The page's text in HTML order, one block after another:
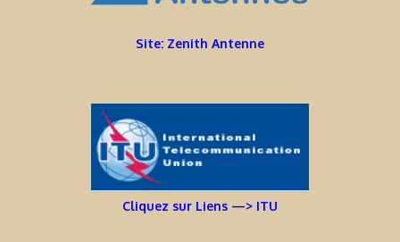
Site: Zenith Antenne
Cliquez sur Liens —> ITU